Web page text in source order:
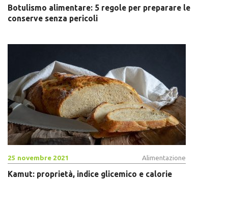
Botulismo alimentare: 5 regole per preparare le
conserve senza pericoli
25 novembre 2021 Alimentazione
Kamut: proprietà, indice glicemico e calorie